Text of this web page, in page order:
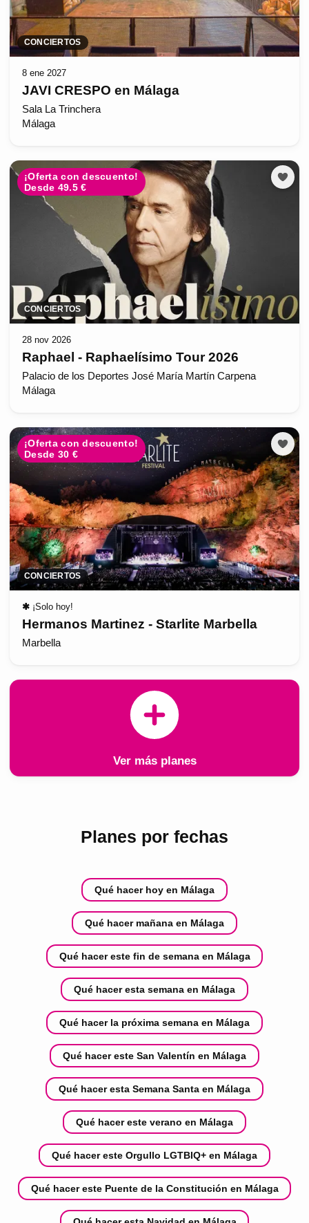
CONCIERTOS
8 ene 2027
JAVI CRESPO en Málaga
Sala La Trinchera
Málaga
¡Oferta con descuento!
Desde 49.5 €
CONCIERTOS
28 nov 2026
Raphael - Raphaelísimo Tour 2026
Palacio de los Deportes José María Martín Carpena
Málaga
¡Oferta con descuento!
Desde 30 €
CONCIERTOS
✱ ¡Solo hoy!
Hermanos Martinez - Starlite Marbella
Marbella
Ver más planes
Planes por fechas
Qué hacer hoy en Málaga
Qué hacer mañana en Málaga
Qué hacer este fin de semana en Málaga
Qué hacer esta semana en Málaga
Qué hacer la próxima semana en Málaga
Qué hacer este San Valentín en Málaga
Qué hacer esta Semana Santa en Málaga
Qué hacer este verano en Málaga
Qué hacer este Orgullo LGTBIQ+ en Málaga
Qué hacer este Puente de la Constitución en Málaga